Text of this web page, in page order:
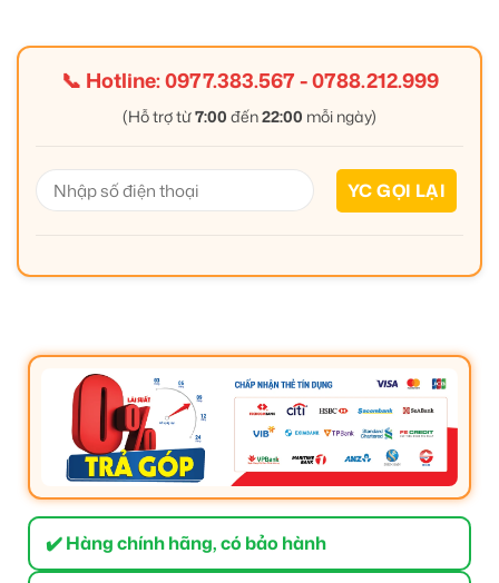
📞 Hotline:0977.383.567-0788.212.999
(Hỗ trợ từ7:00 đến22:00 mỗi ngày)
✔️ Hàng chính hãng, có bảo hành